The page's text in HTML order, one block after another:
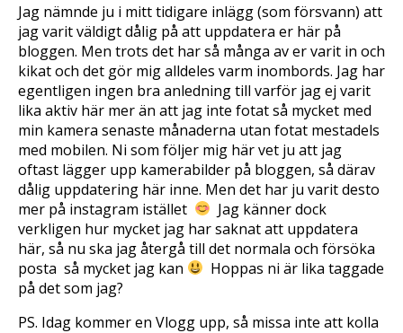
Jag nämnde ju i mitt tidigare inlägg (som försvann) att
jag varit väldigt dålig på att uppdatera er här på
bloggen. Men trots det har så många av er varit in och
kikat och det gör mig alldeles varm inombords. Jag har
egentligen ingen bra anledning till varför jag ej varit
lika aktiv här mer än att jag inte fotat så mycket med
min kamera senaste månaderna utan fotat mestadels
med mobilen. Ni som följer mig här vet ju att jag
oftast lägger upp kamerabilder på bloggen, så därav
dålig uppdatering här inne. Men det har ju varit desto
mer på instagram istället
 Jag känner dock
verkligen hur mycket jag har saknat att uppdatera
här, så nu ska jag återgå till det normala och försöka
posta så mycket jag kan
Hoppas ni är lika taggade
på det som jag?
PS. Idag kommer en Vlogg upp, så missa inte att kolla